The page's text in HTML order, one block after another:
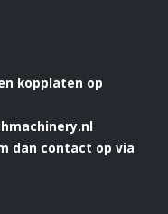
kopplaten op
dan contact op via